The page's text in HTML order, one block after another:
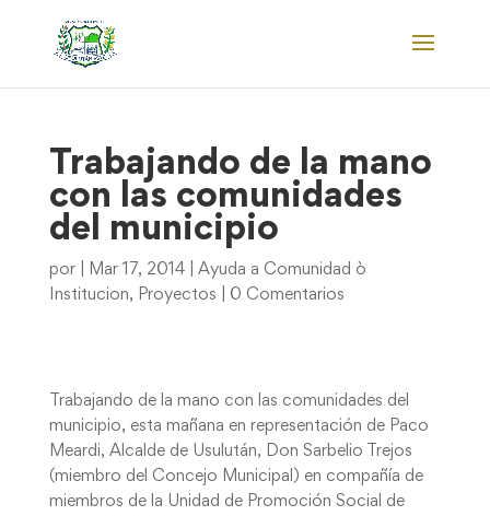
Trabajando de la mano
con las comunidades
del municipio
por Mar 17, 2014| Ayuda a Comunidad ò
Institucion, Proyectos 0 Comentarios
Trabajando de la mano con las comunidades del
municipio, esta mañana en representación de Paco
Meardi, Alcalde de Usulután, Don Sarbelio Trejos
(miembro del Concejo Municipal) en compañía de
miembros de la Unidad de Promoción Social de